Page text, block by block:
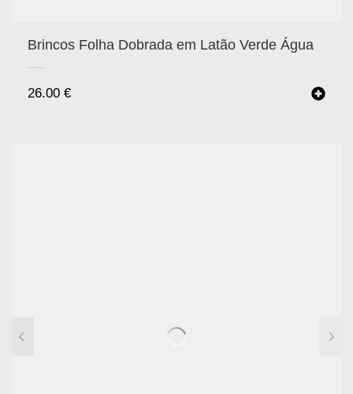
Brincos Folha Dobrada em Latão Verde Água
26.00 €